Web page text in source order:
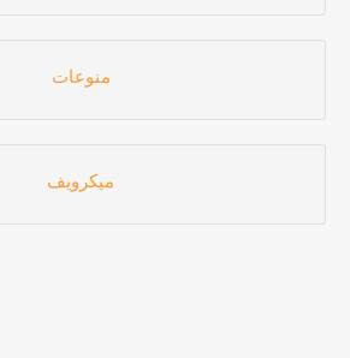
منوعات
ميكرويف